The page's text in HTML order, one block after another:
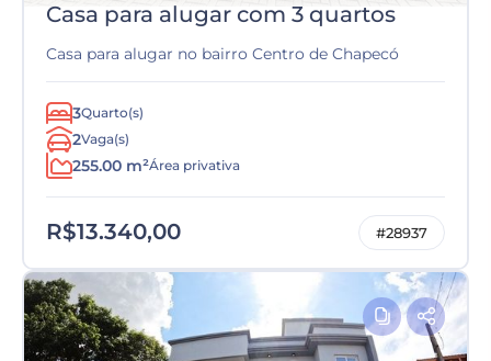
Casa para alugar com 3 quartos
Casa para alugar no bairro Centro de Chapecó
3Quarto(s)
2Vaga(s)
255.00 m²Área privativa
R$13.340,00 #28937